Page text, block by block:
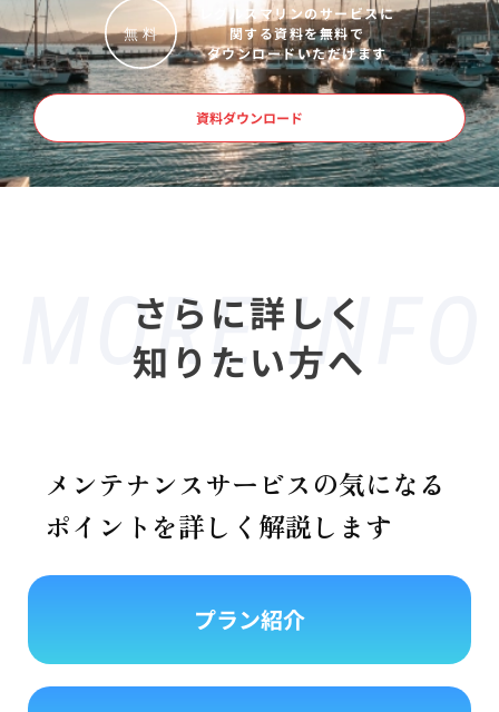
無 料
レグルスマリンのサービスに
関する資料を無料で
ダウンロードいただけます
資料ダウンロード
さらに詳しく
知りたい方へ
メンテナンスサービスの気になる
ポイントを詳しく解説します
プラン紹介